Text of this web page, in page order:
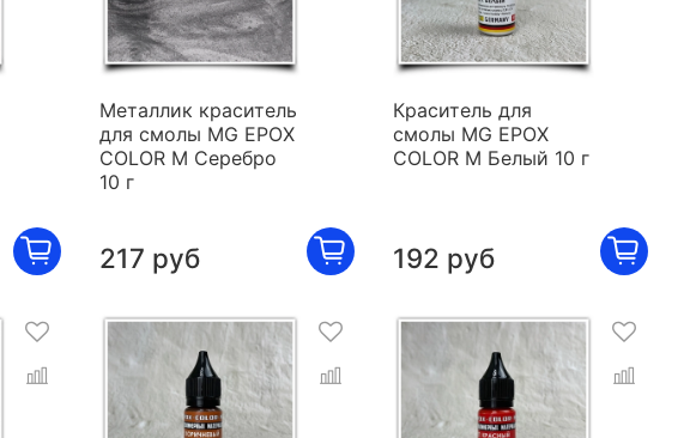
Металлик краситель
для смолы MG EPOX
COLOR M Серебро
10 г
217 руб
Краситель для
смолы MG EPOX
COLOR M Белый 10 г
192 руб